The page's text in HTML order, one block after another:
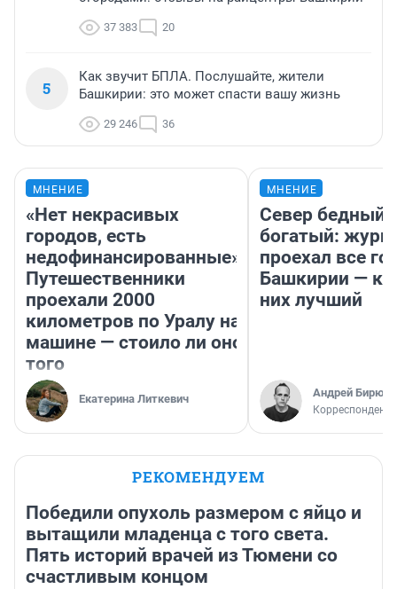
37 383 20
5
Как звучит БПЛА. Послушайте, жители
Башкирии: это может спасти вашу жизнь
29 246 36
МНЕНИЕ
«Нет некрасивых
городов, есть
недофинансированные».
Путешественники
проехали 2000
километров по Уралу на
машине — стоило ли оно
того
Екатерина Литкевич
МНЕНИЕ
Север бедный,
богатый:
проехал все
Башкирии —
них лучший
Андрей
Корреспондент
РЕКОМЕНДУЕМ
Победили опухоль размером с яйцо и
вытащили младенца с того света.
Пять историй врачей из Тюмени со
счастливым концом